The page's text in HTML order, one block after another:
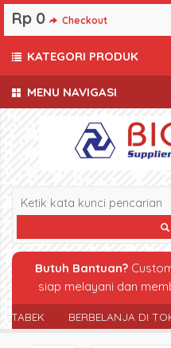
MENU NAVIGASI
Butuh Bantuan?
siap melayani dan
BERBELANJA DI TOKO
Rp 0 Checkout
KATEGORI PRODUK